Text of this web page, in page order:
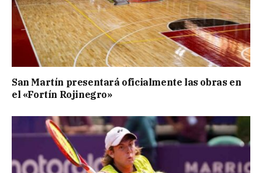
San Martín presentará oficialmente las obras en
el «Fortín Rojinegro»